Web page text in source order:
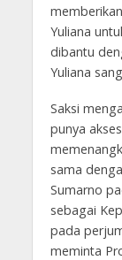
Yuliana
dibantu
Yuliana
Saksi
punya
sama
Sumarno
sebagai
pada
meminta